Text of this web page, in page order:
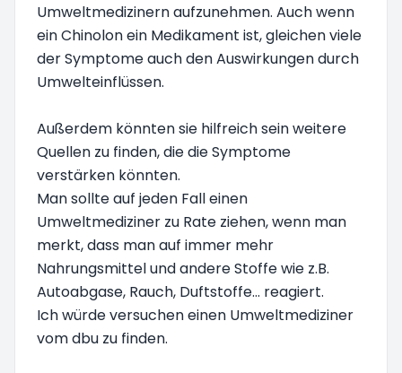
Umweltmedizinern aufzunehmen. Auch wenn
ein Chinolon ein Medikament ist, gleichen viele
der Symptome auch den Auswirkungen durch
Umwelteinflüssen.
Außerdem könnten sie hilfreich sein weitere
Quellen zu finden, die die Symptome
verstärken könnten.
Man sollte auf jeden Fall einen
Umweltmediziner zu Rate ziehen, wenn man
merkt, dass man auf immer mehr
Nahrungsmittel und andere Stoffe wie z.B.
Autoabgase, Rauch, Duftstoffe... reagiert.
Ich würde versuchen einen Umweltmediziner
vom dbu zu finden.